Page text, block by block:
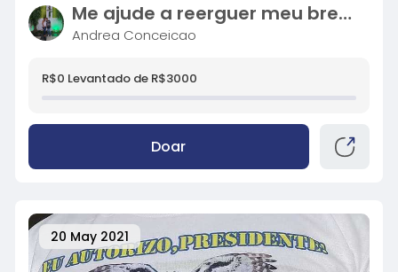
Me ajude a reerguer meu brechó
Andrea Conceicao
R$0 Levantado de R$3000
Doar
20 May 2021